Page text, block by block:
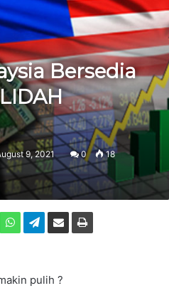
Bersedia
9, 2021 0 18
pulih ?